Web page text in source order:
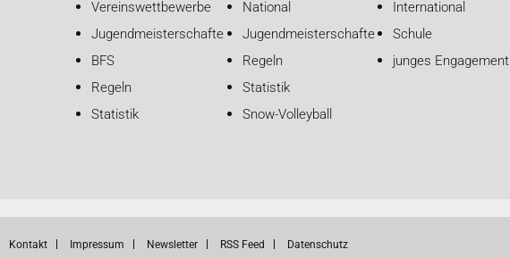
Vereinswettbewerbe
Jugendmeisterschaften
BFS
Regeln
Statistik
National
Jugendmeisterschaften
Regeln
Statistik
Snow-Volleyball
International
Schule
junges Engagement
Kontakt Impressum Newsletter RSS Feed Datenschutz